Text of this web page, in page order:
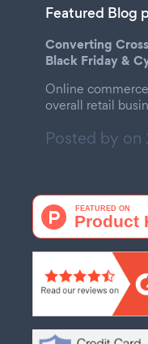
Featured Blog
Converting
Black Friday &
Online
overall retail
Posted by on